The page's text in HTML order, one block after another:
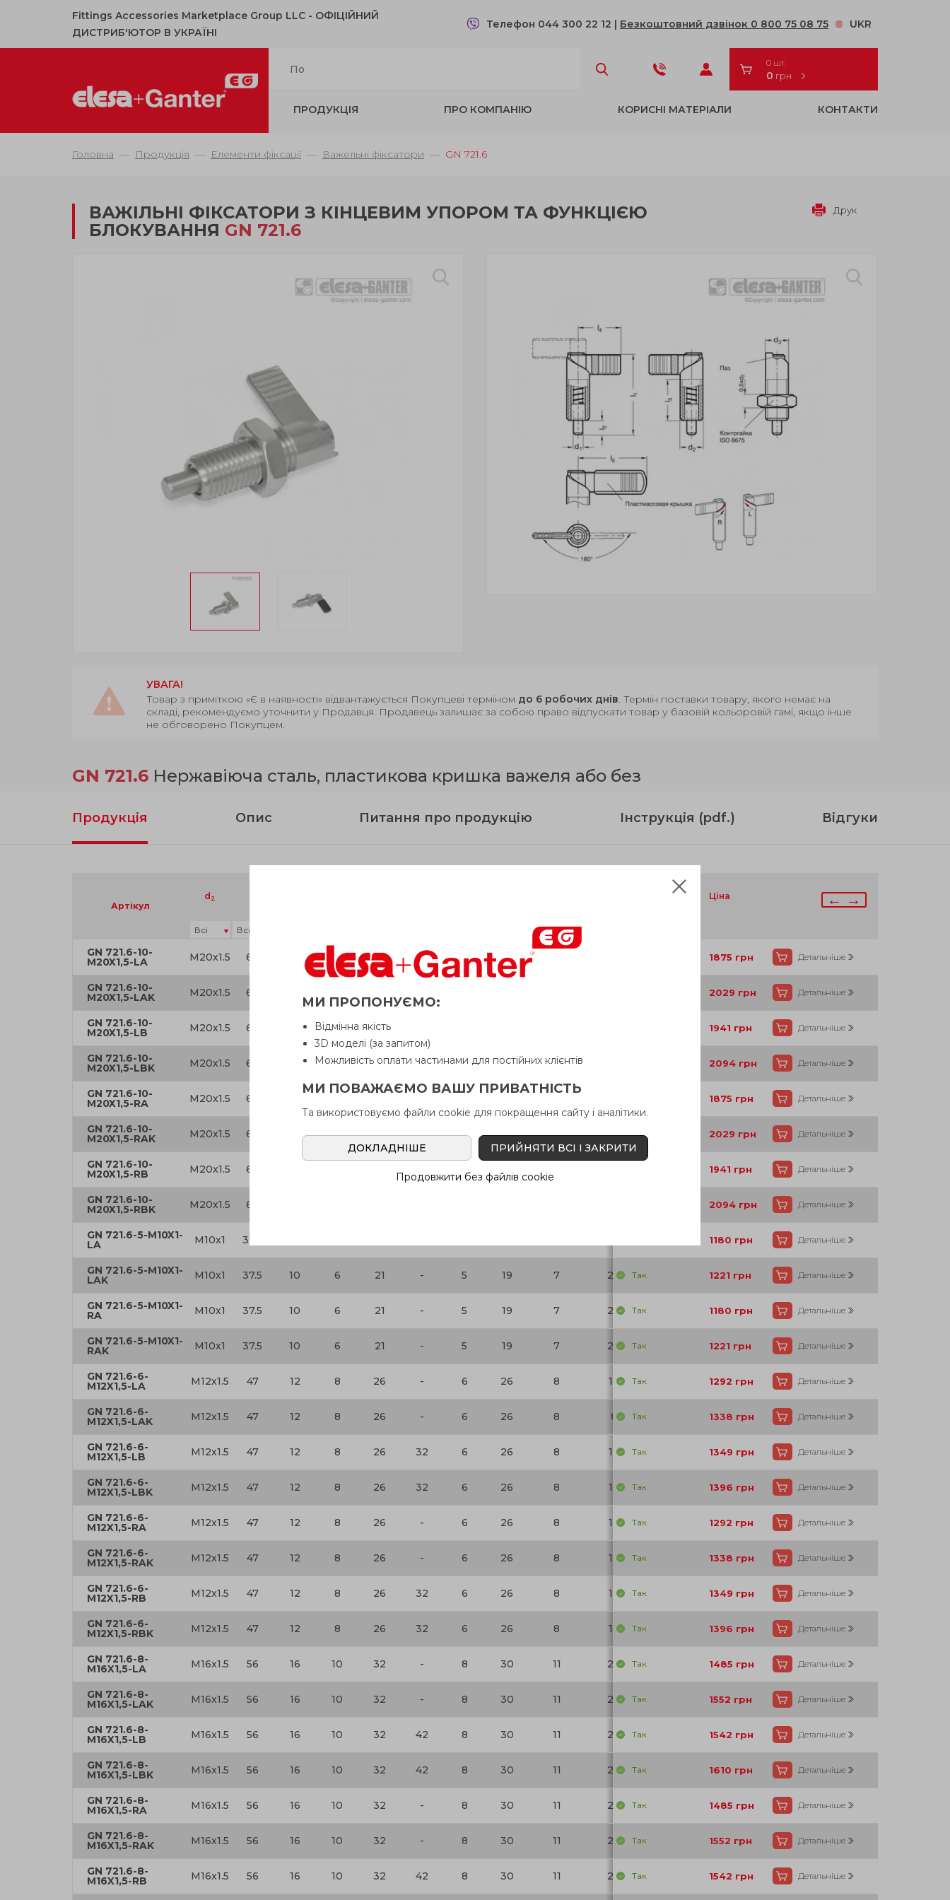
Fittings Accessories Marketplace Group LLC - OФІЦІЙНИЙ
ДИСТРИБ'ЮТОР В УКРАЇНІ
Телефон 044 300 22 12 | Безкоштовний дзвінок 0 800 75 08 75 UKR
0 шт.
0 грн
ПРОДУКЦІЯ ПРО КОМПАНІЮ КОРИСНІ МАТЕРІАЛИ КОНТАКТИ
Головна Продукція Елементи фіксації Важельні фіксатори GN 721.6
ВАЖІЛЬНІ ФІКСАТОРИ З КІНЦЕВИМ УПОРОМ ТА ФУНКЦІЄЮ
БЛОКУВАННЯ GN 721.6
Друк
УВАГА!
Товар з приміткою «Є в наявності» відвантажується Покупцеві терміном до 6 робочих днів. Термін поставки товару, якого немає на
складі, рекомендуємо уточнити у Продавця. Продавець залишає за собою право відпускати товар у базовій кольоровій гамі, якщо інше
не обговорено Покупцем.
GN 721.6 Нержавіюча сталь, пластикова кришка важеля або без
Продукція Опис Питання про продукцію Інструкція (pdf.) Відгуки
Артікул
d 2 Ціна ← →
GN 721.6-10-
M20X1,5-LA M20x1.5 69 12 37 - 10 37 1875 грн Детальніше
GN 721.6-10-
M20X1,5-LAK M20x1.5 69 2029 грн Детальніше
GN 721.6-10-
M20X1,5-LB M20x1.5 69 12 37 1941 грн Детальніше
GN 721.6-10-
M20X1,5-LBK M20x1.5 69 12 37 52 10 37 21 2094 грн Детальніше
GN 721.6-10-
M20X1,5-RA M20x1.5 69 1875 грн Детальніше
GN 721.6-10-
M20X1,5-RAK M20x1.5 69 12 37 - 10 37 21 57 Так 2029 грн Детальніше
GN 721.6-10-
M20X1,5-RB M20x1.5 69 10 1941 грн Детальніше
GN 721.6-10-
M20X1,5-RBK M20x1.5 69 2094 грн Детальніше
GN 721.6-5-M10X1-
LA M10x1 37.5 1180 грн Детальніше
GN 721.6-5-M10X1-
LAK M10x1 37.5 10 6 21 - 5 19 7 20 Так 1221 грн Детальніше
GN 721.6-5-M10X1-
RA M10x1 37.5 10 6 21 - 5 19 7 20 Так 1180 грн Детальніше
GN 721.6-5-M10X1-
RAK M10x1 37.5 10 6 21 - 5 19 7 20 Так 1221 грн Детальніше
GN 721.6-6-
M12X1,5-LA M12x1.5 47 12 8 26 - 6 26 8 18 Так 1292 грн Детальніше
GN 721.6-6-
M12X1,5-LAK M12x1.5 47 12 8 26 - 6 26 8 8 Так 1338 грн Детальніше
GN 721.6-6-
M12X1,5-LB M12x1.5 47 12 8 26 32 6 26 8 18 Так 1349 грн Детальніше
GN 721.6-6-
M12X1,5-LBK M12x1.5 47 12 8 26 32 6 26 8 18 Так 1396 грн Детальніше
GN 721.6-6-
M12X1,5-RA M12x1.5 47 12 8 26 - 6 26 8 18 Так 1292 грн Детальніше
GN 721.6-6-
M12X1,5-RAK M12x1.5 47 12 8 26 - 6 26 8 18 Так 1338 грн Детальніше
GN 721.6-6-
M12X1,5-RB M12x1.5 47 12 8 26 32 6 26 8 18 Так 1349 грн Детальніше
GN 721.6-6-
M12X1,5-RBK M12x1.5 47 12 8 26 32 6 26 8 18 Так 1396 грн Детальніше
GN 721.6-8-
M16X1,5-LA M16x1.5 56 16 10 32 - 8 30 11 29 Так 1485 грн Детальніше
GN 721.6-8-
M16X1,5-LAK M16x1.5 56 16 10 32 - 8 30 11 29 Так 1552 грн Детальніше
GN 721.6-8-
M16X1,5-LB M16x1.5 56 16 10 32 42 8 30 11 29 Так 1542 грн Детальніше
GN 721.6-8-
M16X1,5-LBK M16x1.5 56 16 10 32 42 8 30 11 29 Так 1610 грн Детальніше
GN 721.6-8-
M16X1,5-RA M16x1.5 56 16 10 32 - 8 30 11 29 Так 1485 грн Детальніше
GN 721.6-8-
M16X1,5-RAK M16x1.5 56 16 10 32 - 8 30 11 29 Так 1552 грн Детальніше
GN 721.6-8-
M16X1,5-RB M16x1.5 56 16 10 32 42 8 30 11 29 Так 1542 грн Детальніше
МИ ПРОПОНУЄМО:
Відмінна якість
3D моделі (за запитом)
Можливість оплати частинами для постійних клієнтів
МИ ПОВАЖАЄМО ВАШУ ПРИВАТНІСТЬ
Та використовуємо файли cookie для покращення сайту і аналітики.
ДОКЛАДНІШЕ ПРИЙНЯТИ ВСІ І ЗАКРИТИ
Продовжити без файлів cookie